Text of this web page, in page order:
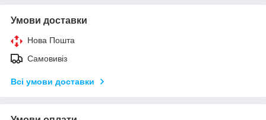
Умови доставки
Нова Пошта
Самовивіз
Всі умови доставки